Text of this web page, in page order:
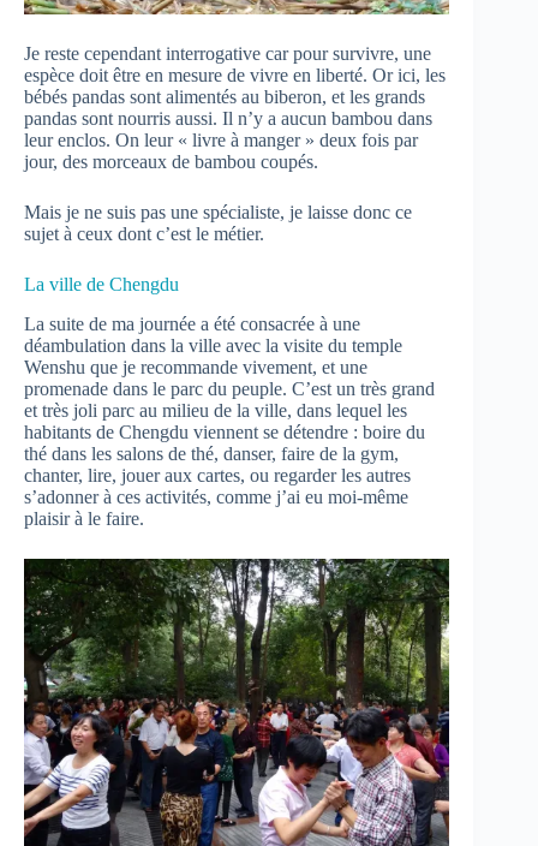
Je reste cependant interrogative car pour survivre, une
espèce doit être en mesure de vivre en liberté. Or ici, les
bébés pandas sont alimentés au biberon, et les grands
pandas sont nourris aussi. Il n’y a aucun bambou dans
leur enclos. On leur « livre à manger » deux fois par
jour, des morceaux de bambou coupés.
Mais je ne suis pas une spécialiste, je laisse donc ce
sujet à ceux dont c’est le métier.
La ville de Chengdu
La suite de ma journée a été consacrée à une
déambulation dans la ville avec la visite du temple
Wenshu que je recommande vivement, et une
promenade dans le parc du peuple. C’est un très grand
et très joli parc au milieu de la ville, dans lequel les
habitants de Chengdu viennent se détendre : boire du
thé dans les salons de thé, danser, faire de la gym,
chanter, lire, jouer aux cartes, ou regarder les autres
s’adonner à ces activités, comme j’ai eu moi-même
plaisir à le faire.